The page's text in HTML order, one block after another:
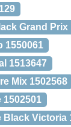
Grand Prix
1550061
1513647
Mix 1502568
1502501
Black Victoria